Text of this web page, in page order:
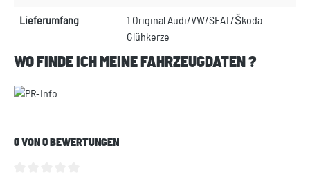
Lieferumfang
1 Original Audi/VW/SEAT/Škoda
Glühkerze
WO FINDE ICH MEINE FAHRZEUGDATEN ?
0 VON 0 BEWERTUNGEN